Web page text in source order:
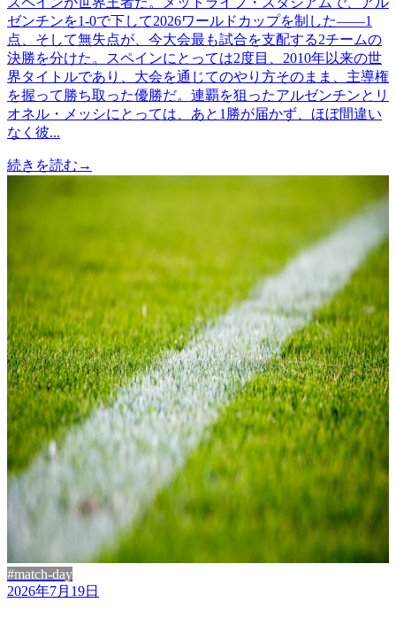
ゼンチンを1-0で下して2026ワールドカップを制した——1
点、そして無失点が、今大会最も試合を支配する2チームの
決勝を分けた。スペインにとっては2度目、2010年以来の世
界タイトルであり、大会を通じてのやり方そのまま、主導権
を握って勝ち取った優勝だ。連覇を狙ったアルゼンチンとリ
オネル・メッシにとっては、あと1勝が届かず、ほぼ間違い
なく彼...
続きを読む →
#match-day
2026年7月19日